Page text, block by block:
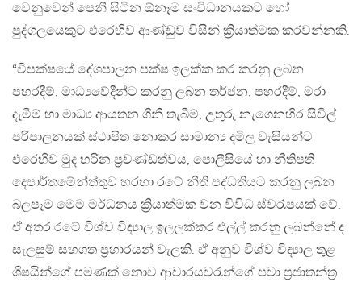
වෙනුවෙන් පෙනී සිටින ඕනෑම සංවිධානයකට හෝ
පුද්ගලයෙකුට එරෙහිව ආණ්ඩුව විසින් ක්‍රියාත්මක කරවන්නකි.
“විපක්ෂයේ දේශපාලන පක්ෂ ඉලක්ක කර කරනු ලබන
පහරදීම්, මාධ්‍යවේදීන්ට කරනු ලබන තර්ජන, පහරදීම්, මරා
දැමීම් හා මාධ්‍ය ආයතන ගිනි තැබීම්, උතුරු නැගෙනහිර සිවිල්
පරිපාලනයක් ස්ථාපිත නොකර සාමාන්‍ය දමිල වැසියන්ට
එරෙහිව මුද හරින ප්‍රචණ්ඩත්වය, පොලීසියේ හා නීතිපති
දෙපාර්තමේන්ත්‍තුව හරහා රටේ නීති පද්ධතියට කරනු ලබන
බලපෑම මෙම මර්ධනය ක්‍රියාත්මක වන විවිධ ස්වරෑපයක් වේ.
ඒ අතර රටේ විශ්ව විද්‍යාල ඉලලක්කර එල්ල් කරනු ලබන්නේ ද
සැලසුම් සහගත ප්‍රහාරයන් වැලකි. ඒ අනුව විශ්ව විද්‍යාල තුළ
ශිෂයින්ගේ පමණක් නොව ආචාරයවරැන්ගේ පවා ප්‍රජාතන්ත්‍ර